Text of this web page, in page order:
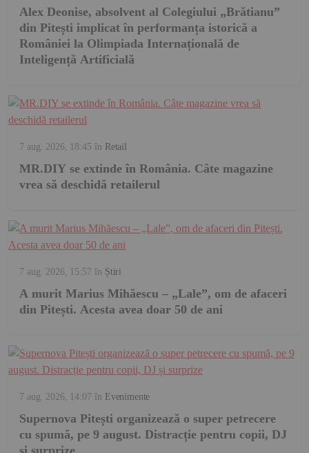
Alex Deonise, absolvent al Colegiului „Brătianu”
din Pitești implicat în performanța istorică a
României la Olimpiada Internațională de
Inteligență Artificială
7 aug. 2026, 18:45 în Retail
MR.DIY se extinde în România. Câte magazine
vrea să deschidă retailerul
7 aug. 2026, 15:57în Știri
A murit Marius Mihăescu – „Lale”, om de afaceri
din Pitești. Acesta avea doar 50 de ani
7 aug. 2026, 14:07în Evenimente
Supernova Pitești organizează o super petrecere
cu spumă, pe 9 august. Distracție pentru copii, DJ
și surprize